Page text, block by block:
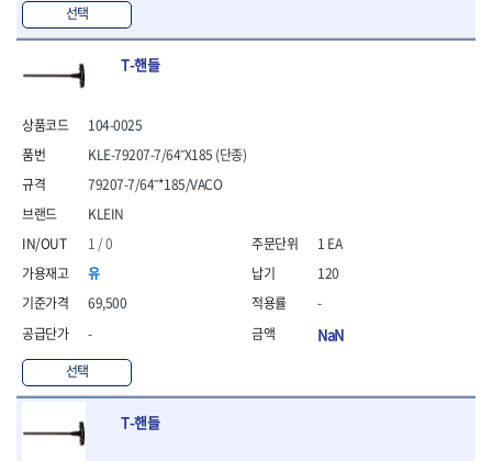
절연.전설.방폭공구
- 절연옵셋렌치
- 절연연결대
- 절연드라이버
- 절연T렌치
- 절연소켓
- 절연별소켓
- 절연육각비트소켓
- 절연라쳇핸들
- 절연렌치
- 절연토크렌치
- 절연링렌치
- 절연플라이어
- 절연전공칼
- 절연매트
선택
T-핸들
104-0025
KLEIN
1 / 0
유
69,500
-
선택
KLE-79207-7/64˝X185 (단종)
79207-7/64˝*185/VACO
1 EA
120
-
NaN
T-핸들